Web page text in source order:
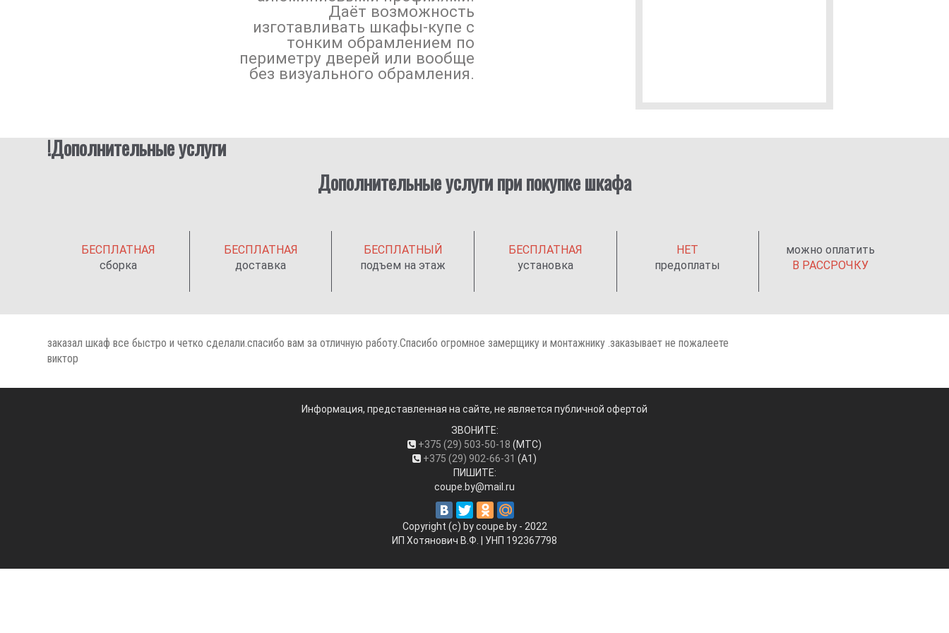
Даёт возможность
изготавливать шкафы-купе с
тонким обрамлением по
периметру дверей или вообще
без визуального обрамления.
2. нажмите на дверь , чтобы
открыть её , и она сама отьедет
в сторону!
создания сложных
конструктивных решений,
которые нельзя реализовать с
использованием аналогов
большей толщины.
!Дополнительные услуги
Дополнительные услуги при покупке шкафа
БЕСПЛАТНАЯ
сборка
БЕСПЛАТНАЯ
доставка
БЕСПЛАТНЫЙ
подъем на этаж
БЕСПЛАТНАЯ
установка
НЕТ
предоплаты
можно оплатить
В РАССРОЧКУ
заказал шкаф все быстро и четко сделали.спасибо вам за отличную работу.Спасибо огромное замерщику и монтажнику .заказывает не пожалеете
виктор
Информация, представленная на сайте, не является публичной офертой
ЗВОНИТЕ:
+375 (29) 503-50-18 (МТС)
+375 (29) 902-66-31 (А1)
ПИШИТЕ:
coupe.by@mail.ru
Copyright (c) by coupe.by - 2022
ИП Хотянович В.Ф. | УНП ‎192367798